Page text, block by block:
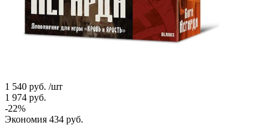
1 540 руб. /шт
1 974 руб.
-22%
Экономия 434 руб.